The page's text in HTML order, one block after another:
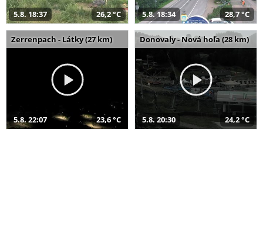
5.8. 18:37 26,2 °C 5.8. 18:34 28,7 °C
Zerrenpach - Látky (27 km)
5.8. 22:07 23,6 °C
Donovaly - Nová hoľa (28 km)
5.8. 20:30 24,2 °C